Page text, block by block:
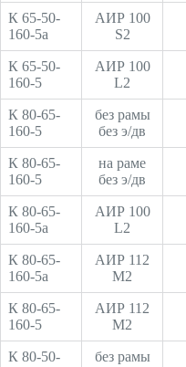
К 65-50-
160-5а
АИР 100
S2
К 65-50-
160-5
АИР 100
L2
К 80-65-
160-5
без рамы
без э/дв
К 80-65-
160-5
на раме
без э/дв
К 80-65-
160-5а
АИР 100
L2
К 80-65-
160-5а
АИР 112
М2
К 80-65-
160-5
АИР 112
М2
К 80-50-
без рамы